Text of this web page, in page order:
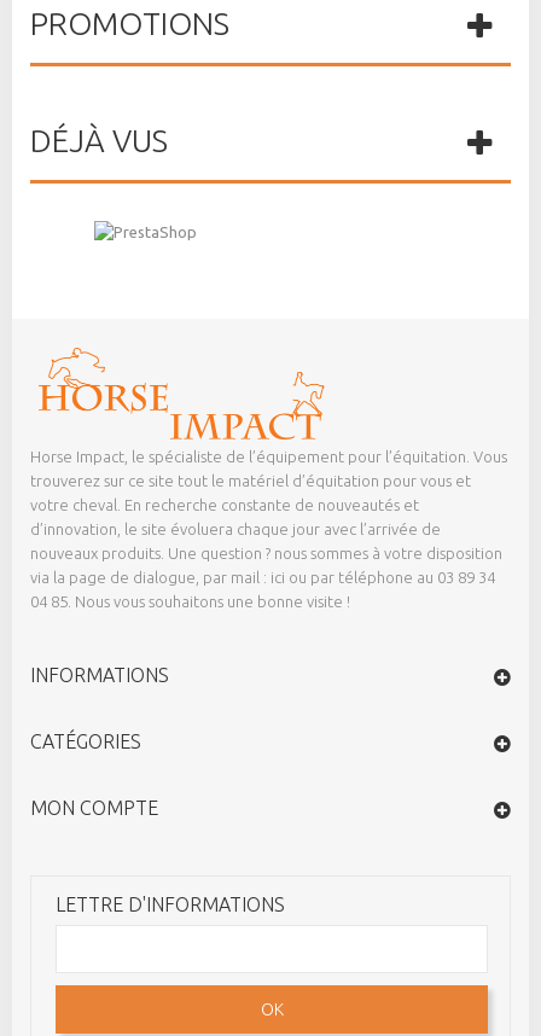
PROMOTIONS
DÉJÀ VUS
Horse Impact, le spécialiste de l’équipement pour l’équitation. Vous
trouverez sur ce site tout le matériel d’équitation pour vous et
votre cheval. En recherche constante de nouveautés et
d’innovation, le site évoluera chaque jour avec l’arrivée de
nouveaux produits. Une question ? nous sommes à votre disposition
via la page de dialogue, par mail : ici ou par téléphone au 03 89 34
04 85. Nous vous souhaitons une bonne visite !
INFORMATIONS
CATÉGORIES
MON COMPTE
LETTRE D'INFORMATIONS
OK